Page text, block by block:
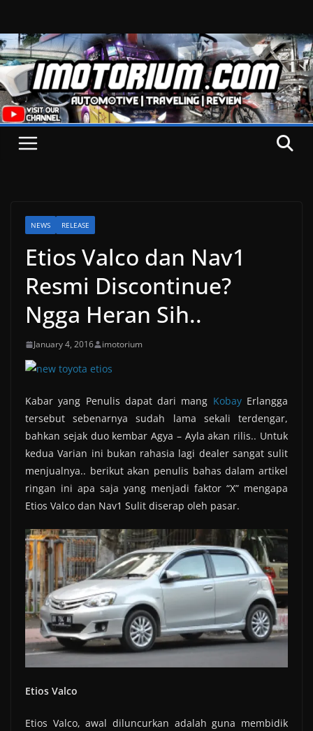
content
NEWS RELEASE
Etios Valco dan Nav1
Resmi Discontinue?
Ngga Heran Sih..
January 4, 2016 imotorium
Kabar yang Penulis dapat dari mang KobayErlangga
tersebut sebenarnya sudah lama sekali terdengar,
bahkan sejak duo kembar Agya – Ayla akan rilis.. Untuk
kedua Varian ini bukan rahasia lagi dealer sangat sulit
menjualnya.. berikut akan penulis bahas dalam artikel
ringan ini apa saja yang menjadi faktor “X” mengapa
Etios Valco dan Nav1 Sulit diserap oleh pasar.
Etios Valco
Etios Valco, awal diluncurkan adalah guna membidik